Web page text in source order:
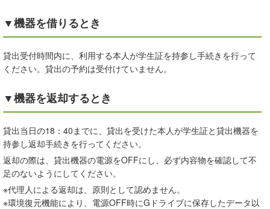
▼機器を借りるとき
貸出受付時間内に、利用する本人が学生証を持参し手続きを行って
ください。貸出の予約は受付けていません。
▼機器を返却するとき
貸出当日の18：40までに、貸出を受けた本人が学生証と貸出機器を
持参し返却手続きを行ってください。
返却の際は、貸出機器の電源をOFFにし、必ず内容物を確認して不
足のないようにしてください。
※代理人による返却は、原則として認めません。
※環境復元機能により、電源OFF時にGドライブに保存したデータ以